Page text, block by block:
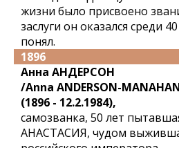
жизни было присвоено
заслуги он оказался среди
понял.
1896
Анна АНДЕРСОН
/Anna ANDERSON-
(1896 - 12.2.1984),
самозванка, 50 лет
АНАСТАСИЯ, чудом